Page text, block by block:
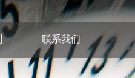
联系我们